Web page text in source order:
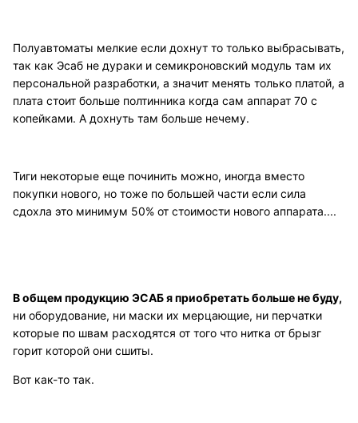
Полуавтоматы мелкие если дохнут то только выбрасывать,
так как Эсаб не дураки и семикроновский модуль там их
персональной разработки, а значит менять только платой, а
плата стоит больше полтинника когда сам аппарат 70 с
копейками. А дохнуть там больше нечему.
Тиги некоторые еще починить можно, иногда вместо
покупки нового, но тоже по большей части если сила
сдохла это минимум 50% от стоимости нового аппарата....
В общем продукцию ЭСАБ я приобретать больше не буду,
ни оборудование, ни маски их мерцающие, ни перчатки
которые по швам расходятся от того что нитка от брызг
горит которой они сшиты.
Вот как-то так.